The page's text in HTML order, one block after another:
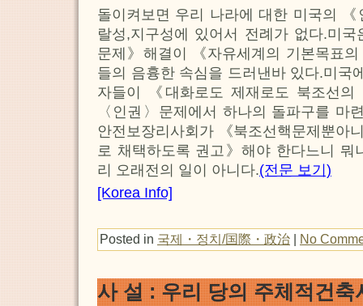
돌이켜보면 우리 나라에 대한 미국의
랄성,지구성에 있어서 전례가 없다.미
문제》해결이 《자유세계의 기본목표
들의 음흉한 속심을 드러낸바 있다.미국
자들이 《대화로도 제재로도 북조선의
〈인권〉문제에서 하나의 돌파구를 마
안전보장리사회가 《북조선핵문제뿐아
로 채택하도록 권고》해야 한다느니 뭐
리 오래전의 일이 아니다.(전문 보기)
[Korea Info]
Posted in 국제・정치/国際・政治 No
사 설 : 우리 당의 주체적건